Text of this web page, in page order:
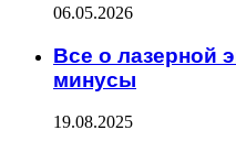
06.05.2026
Все о лазерной
минусы
19.08.2025